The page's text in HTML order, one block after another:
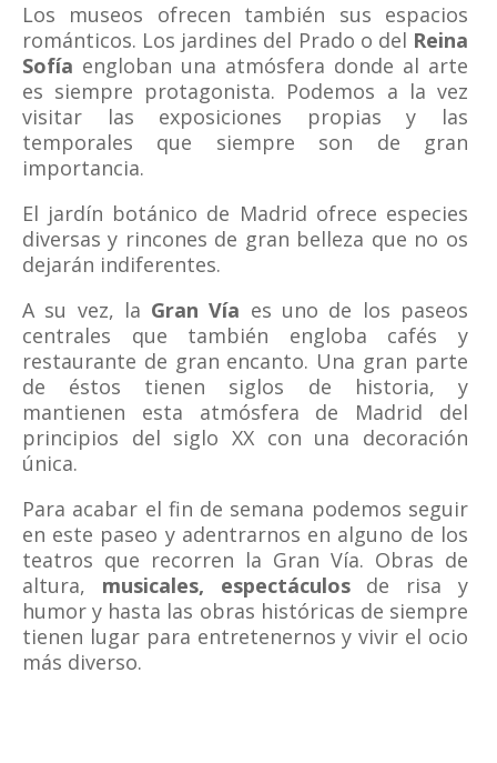
Los museos ofrecen también sus espacios
románticos. Los jardines del Prado o del Reina
Sofía engloban una atmósfera donde al arte
es siempre protagonista. Podemos a la vez
visitar las exposiciones propias y las
temporales que siempre son de gran
importancia.
El jardín botánico de Madrid ofrece especies
diversas y rincones de gran belleza que no os
dejarán indiferentes.
A su vez, la Gran Vía es uno de los paseos
centrales que también engloba cafés y
restaurante de gran encanto. Una gran parte
de éstos tienen siglos de historia, y
mantienen esta atmósfera de Madrid del
principios del siglo XX con una decoración
única.
Para acabar el fin de semana podemos seguir
en este paseo y adentrarnos en alguno de los
teatros que recorren la Gran Vía. Obras de
altura, musicales, espectáculosde risa y
humor y hasta las obras históricas de siempre
tienen lugar para entretenernos y vivir el ocio
más diverso.